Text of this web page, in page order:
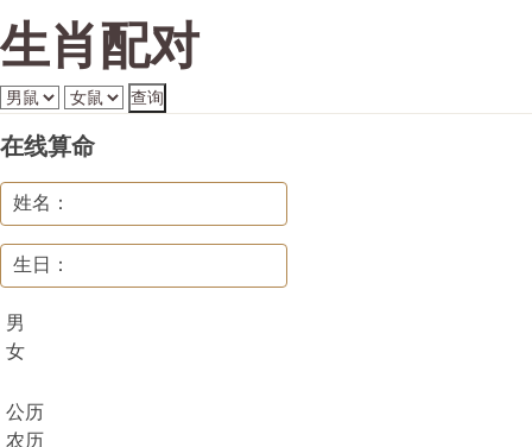
生肖配对
在线算命
姓名：
生日：
男
女
公历
农历